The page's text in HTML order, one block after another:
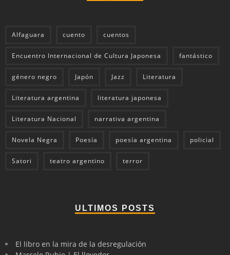
Alfaguara cuento cuentos
Encuentro Internacional de Cultura Japonesa fantástico
género negro Japón Jazz Literatura
Literatura argentina literatura japonesa
Literatura Nacional narrativa argentina
Novela Negra Poesía poesía argentina policial
Satori teatro argentino terror
ULTIMOS POSTS
El libro en la mira de la desregulación